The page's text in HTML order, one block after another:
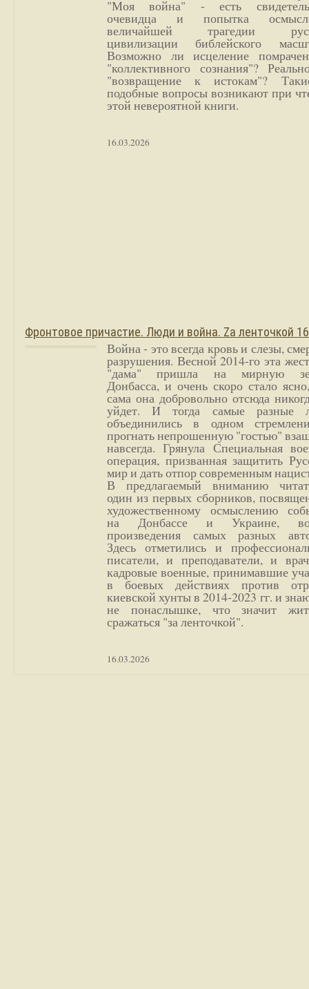
"Моя война" - есть
очевидца и попытка
величайшей трагедии
цивилизации библейского
Возможно ли исцеление
"коллективного сознания"?
"возвращение к истокам"?
подобные вопросы возникают при
этой невероятной книги.
16.03.2026
Фронтовое причастие. Люди и война. Zа ленточкой
Война - это всегда кровь и слезы,
разрушения. Весной 2014-го эта
"дама" пришла на мирную
Донбасса, и очень скоро стало
сама она добровольно отсюда
уйдет. И тогда самые разные
объединились в одном
прогнать непрошенную "гостью"
навсегда. Грянула Специальная
операция, призванная защитить
мир и дать отпор современным
В предлагаемый вниманию
один из первых сборников,
художественному осмыслению
на Донбассе и Украине,
произведения самых разных
Здесь отметились и
писатели, и преподаватели, и
кадровые военные, принимавшие
в боевых действиях против
киевской хунты в 2014-2023 гг. и
не понаслышке, что значит
сражаться "за ленточкой".
16.03.2026